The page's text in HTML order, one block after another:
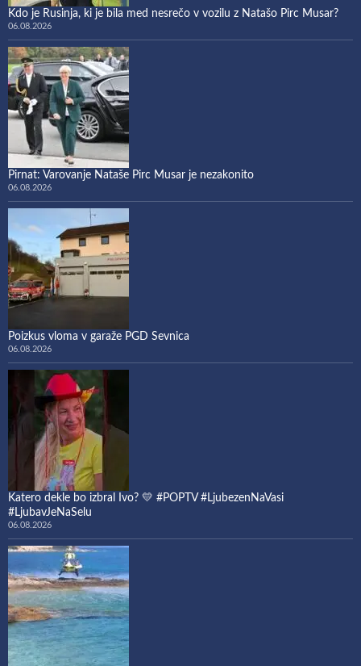
Kdo je Rusinja, ki je bila med nesrečo v vozilu z Natašo Pirc Musar?
06.08.2026
Pirnat: Varovanje Nataše Pirc Musar je nezakonito
06.08.2026
Poizkus vloma v garaže PGD Sevnica
06.08.2026
Katero dekle bo izbral Ivo? 💛 #POPTV #LjubezenNaVasi
#LjubavJeNaSelu
06.08.2026